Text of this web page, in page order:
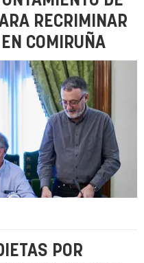
RECRIMINAR
COMIRUÑA
POR